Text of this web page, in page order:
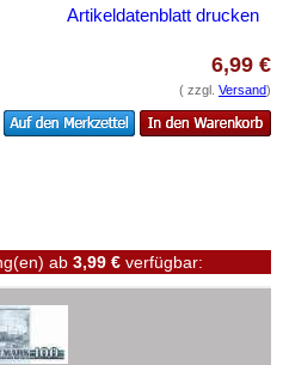
Artikeldatenblatt drucken
6,99 €
( zzgl. Versand)
ab 3,99 € verfügbar: